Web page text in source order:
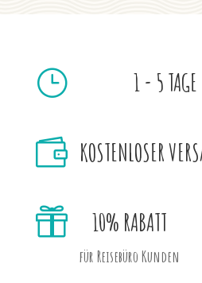
} 1 - 5 TAGE
 KOSTENLOSER
 10% RABATT
für Reisebüro Kunden